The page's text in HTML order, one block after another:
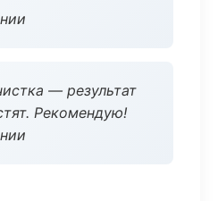
— результат
Рекомендую!